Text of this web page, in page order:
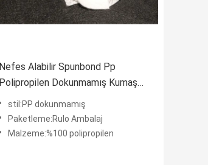
Nefes Alabilir Spunbond Pp
Polipropilen Dokunmamış Kumaş
Rulo Anti-Bakteri
stil:PP dokunmamış
Paketleme:Rulo Ambalaj
Malzeme:%100 polipropilen